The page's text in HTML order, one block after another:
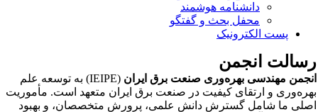
دانشنامه هوشمند
محفل بحث و گفتگو
پست الکترونیک
انجمن
مهندسی بهره‌وری صنعت برق ایران
(IEIPE) به توسعه علم
و ارتقای کیفیت در صنعت برق ایران متعهد است. مأموریت
ما شامل گسترش دانش علمی، پرورش متخصصان، و بهبود